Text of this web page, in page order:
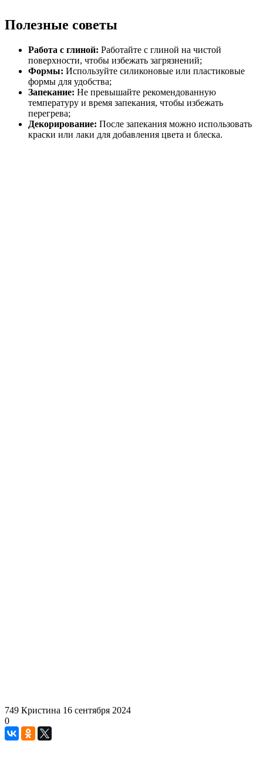
Полезные советы
Работа с глиной: Работайте с глиной на чистой
поверхности, чтобы избежать загрязнений;
Формы: Используйте силиконовые или пластиковые
формы для удобства;
Запекание: Не превышайте рекомендованную
температуру и время запекания, чтобы избежать
перегрева;
Декорирование: После запекания можно использовать
краски или лаки для добавления цвета и блеска.
749 Кристина 16 сентября 2024
0